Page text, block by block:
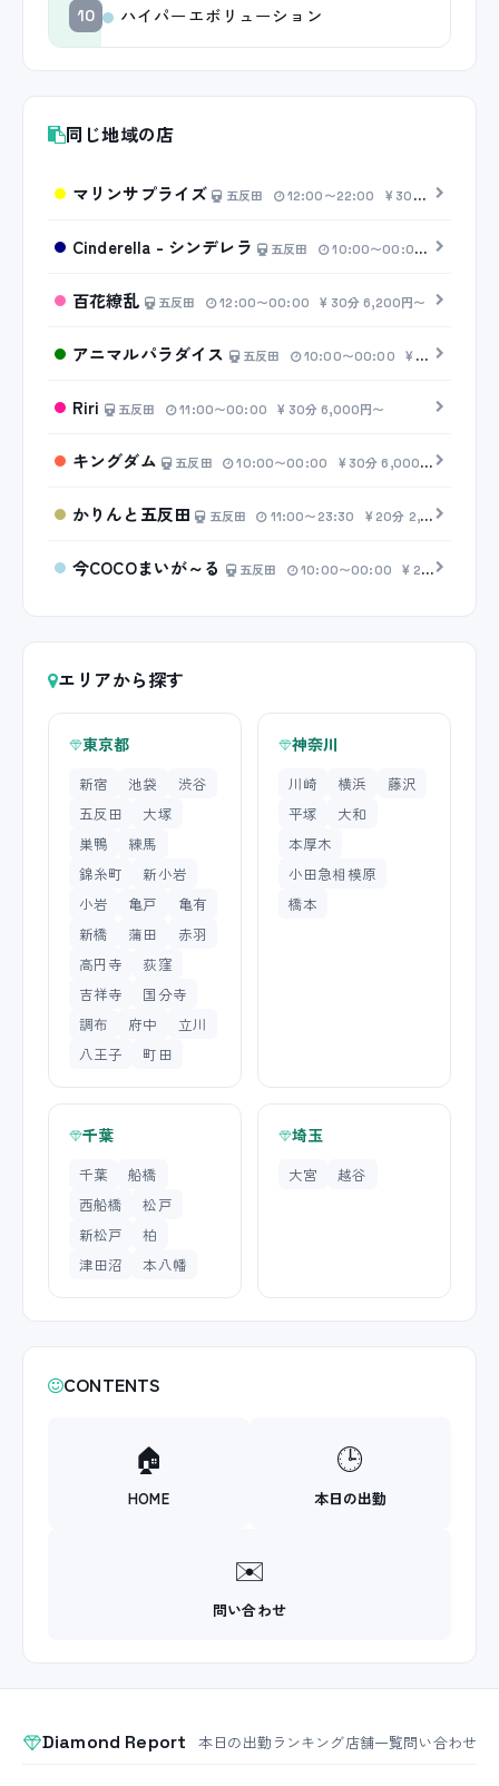
10 ハイパーエボリューション
同じ地域の店
マリンサプライズ 五反田 12:00〜22:00 30分 6,200円〜
Cinderella - シンデレラ 五反田 10:00〜00:00 30分
百花繚乱 五反田 12:00〜00:00 30分 6,200円〜
アニマルパラダイス 五反田 10:00〜00:00 30分 6,200円〜
Riri 五反田 11:00〜00:00 30分 6,000円〜
キングダム 五反田 10:00〜00:00 30分 6,000円〜
かりんと五反田 五反田 11:00〜23:30 20分 2,500円〜
今COCOまいが～る 五反田 10:00〜00:00 20分 4,000円〜
エリアから探す
東京都
新宿 池袋
渋谷
五反田
大塚
巣鴨
練馬
錦糸町
新小岩
小岩
亀戸
亀有
新橋
蒲田
赤羽
高円寺
荻窪
吉祥寺
国分寺
調布
府中
立川
八王子
町田
神奈川
川崎 横浜
藤沢
平塚
大和
本厚木
小田急相模原
橋本
千葉
千葉
船橋
西船橋
松戸
新松戸
柏
津田沼
本八幡
埼玉
大宮 越谷
CONTENTS
🏠
HOME
🕒
本日の出勤
✉️
問い合わせ
Diamond Report 本日の出勤ランキング店舗一覧問い合わせ